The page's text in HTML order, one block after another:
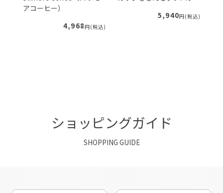
アコーヒー）
4,968円(税込)
5,940円(税込)
ショッピングガイド
SHOPPING GUIDE